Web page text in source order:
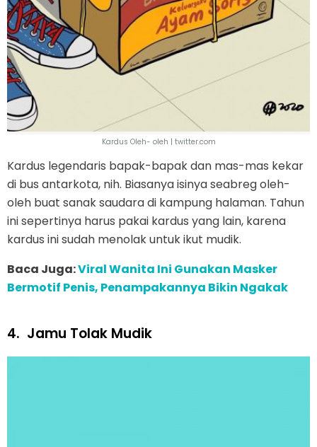
Kardus Oleh- oleh | twitter.com
Kardus legendaris bapak-bapak dan mas-mas kekar
di bus antarkota, nih. Biasanya isinya seabreg oleh-
oleh buat sanak saudara di kampung halaman. Tahun
ini sepertinya harus pakai kardus yang lain, karena
kardus ini sudah menolak untuk ikut mudik.
Baca Juga:Viral Wanita Ini Gunakan Masker
Bermotif Penis, Penampakannya Bikin Ngakak
4. Jamu Tolak Mudik